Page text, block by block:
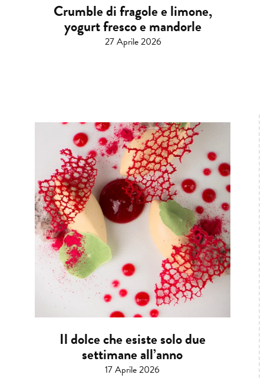
Crumble di fragole e limone,
yogurt fresco e mandorle
27 Aprile 2026
Il dolce che esiste solo due
settimane all’anno
17 Aprile 2026